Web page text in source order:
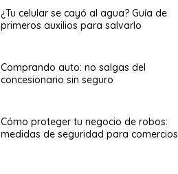
¿Tu celular se cayó al agua? Guía de
primeros auxilios para salvarlo
Comprando auto: no salgas del
concesionario sin seguro
Cómo proteger tu negocio de robos:
medidas de seguridad para comercios